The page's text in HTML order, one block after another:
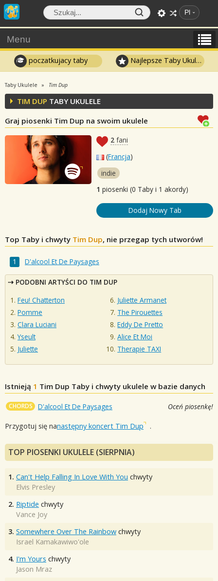
Pl
Menu
poczatkujacy taby Najlepsze Taby Ukulele
Taby Ukulele Tim Dup
TIM DUP TABY UKULELE
Graj piosenki Tim Dup na swoim ukulele
2 fani
(Francja)
indie
1 piosenki (0 Taby i 1 akordy)
Dodaj Nowy Tab
Top Taby i chwyty Tim Dup, nie przegap tych utworów!
D'alcool Et De Paysages
PODOBNI ARTYŚCI DO TIM DUP
Feu! Chatterton
Pomme
Clara Luciani
Yseult
Juliette
Juliette Armanet
The Pirouettes
Eddy De Pretto
Alice Et Moi
Therapie TAXI
Istnieją 1 Tim Dup Taby i chwyty ukulele w bazie danych
CHORDS D'alcool Et De Paysages Oceń piosenkę!
Przygotuj się nanastępny koncert Tim Dup .
TOP PIOSENKI UKULELE (SIERPNIA)
1. Can't Help Falling In Love With You chwyty
Elvis Presley
2. Riptide chwyty
Vance Joy
3. Somewhere Over The Rainbow chwyty
Israel Kamakawiwo'ole
4. I'm Yours chwyty
Jason Mraz